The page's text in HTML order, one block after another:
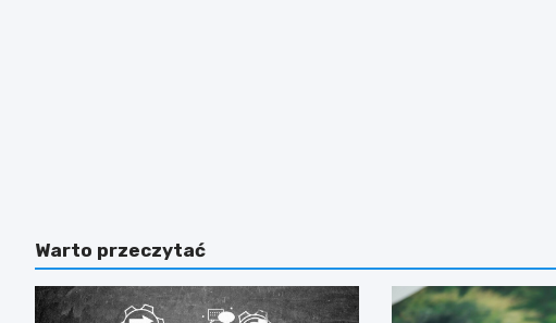
Warto przeczytać